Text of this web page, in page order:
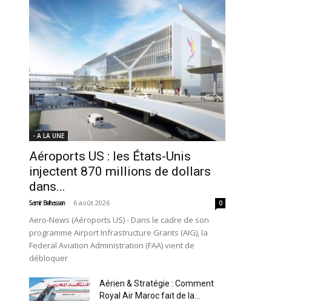
- A LA UNE
Aéroports US : les États-Unis
injectent 870 millions de dollars
dans...
Samir Belhassen - 6 août 2026 0
Aero-News (Aéroports US) - Dans le cadre de son
programme Airport Infrastructure Grants (AIG), la
Federal Aviation Administration (FAA) vient de
débloquer
Aérien & Stratégie : Comment
Royal Air Maroc fait de la...